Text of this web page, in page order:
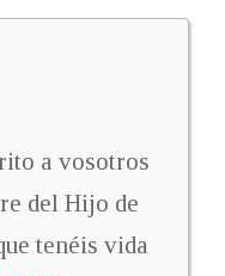
a vosotros
del Hijo de
tenéis vida